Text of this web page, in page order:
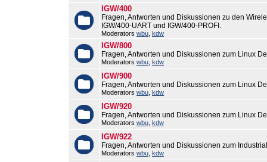
IGW/400
Fragen, Antworten und Diskussionen zu den
IGW/400-UART und IGW/400-PROFI.
Moderators wbu kdw
IGW/800
Fragen, Antworten und Diskussionen zum Linux
Moderators wbu kdw
IGW/900
Fragen, Antworten und Diskussionen zum Linux
Moderators wbu kdw
IGW/920
Fragen, Antworten und Diskussionen zum Linux
Moderators wbu kdw
IGW/922
Fragen, Antworten und Diskussionen zum
Moderators wbu kdw